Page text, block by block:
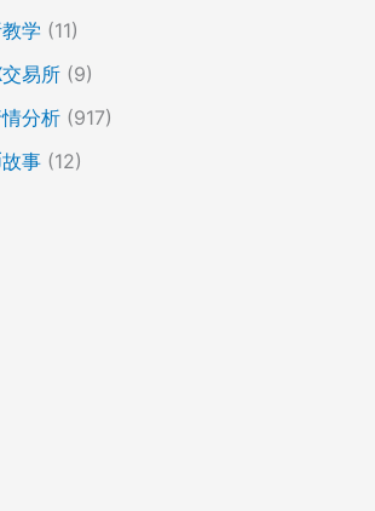
学 (11)
易所 (9)
分析 (917)
事 (12)